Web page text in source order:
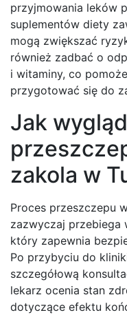
przyjmowania leków
suplementów diety
mogą zwiększać
również zadbać o
i witaminy, co
przygotować się do
Jak
zakola w
Proces przeszczepu
zazwyczaj przebiega
który zapewnia
Po przybyciu do
szczegółową
lekarz ocenia stan
dotyczące efektu